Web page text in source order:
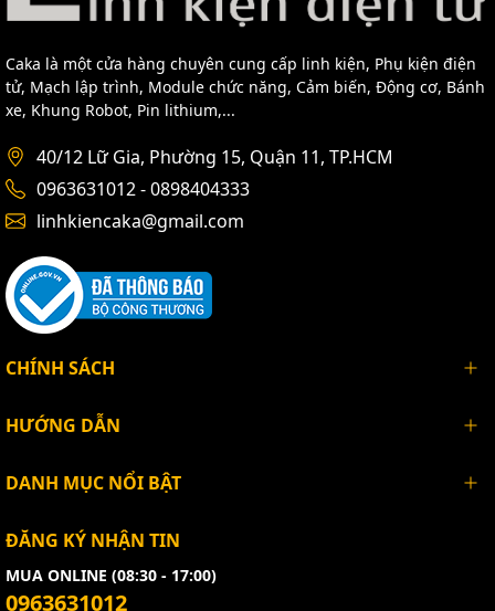
Caka là một cửa hàng chuyên cung cấp linh kiện, Phụ kiện điện
tử, Mạch lập trình, Module chức năng, Cảm biến, Động cơ, Bánh
xe, Khung Robot, Pin lithium,...
40/12 Lữ Gia, Phường 15, Quận 11, TP.HCM
0963631012 - 0898404333
linhkiencaka@gmail.com
CHÍNH SÁCH
HƯỚNG DẪN
DANH MỤC NỔI BẬT
ĐĂNG KÝ NHẬN TIN
MUA ONLINE (08:30 - 17:00)
0963631012